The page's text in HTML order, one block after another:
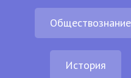
Обществознание
История